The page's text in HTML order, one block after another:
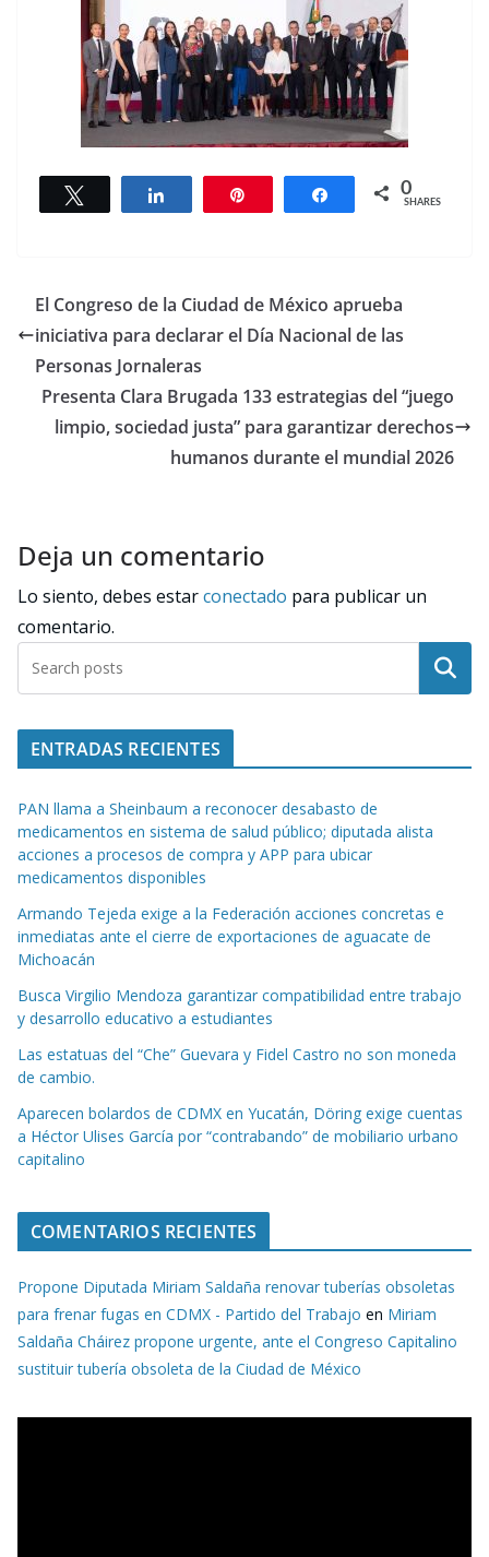
Share 0
SHARES
El Congreso de la Ciudad de México aprueba
iniciativa para declarar el Día Nacional de las
Personas Jornaleras
Presenta Clara Brugada 133 estrategias del “juego
limpio, sociedad justa” para garantizar derechos
humanos durante el mundial 2026
Deja un comentario
Lo siento, debes estarconectado para publicar un
comentario.
Buscar
ENTRADAS RECIENTES
PAN llama a Sheinbaum a reconocer desabasto de
medicamentos en sistema de salud público; diputada alista
acciones a procesos de compra y APP para ubicar
medicamentos disponibles
Armando Tejeda exige a la Federación acciones concretas e
inmediatas ante el cierre de exportaciones de aguacate de
Michoacán
Busca Virgilio Mendoza garantizar compatibilidad entre trabajo
y desarrollo educativo a estudiantes
Las estatuas del “Che” Guevara y Fidel Castro no son moneda
de cambio.
Aparecen bolardos de CDMX en Yucatán, Döring exige cuentas
a Héctor Ulises García por “contrabando” de mobiliario urbano
capitalino
COMENTARIOS RECIENTES
Propone Diputada Miriam Saldaña renovar tuberías obsoletas
para frenar fugas en CDMX - Partido del Trabajo en Miriam
Saldaña Cháirez propone urgente, ante el Congreso Capitalino
sustituir tubería obsoleta de la Ciudad de México